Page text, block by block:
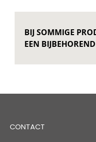
BIJ SOMMIGE
EEN
CONTACT